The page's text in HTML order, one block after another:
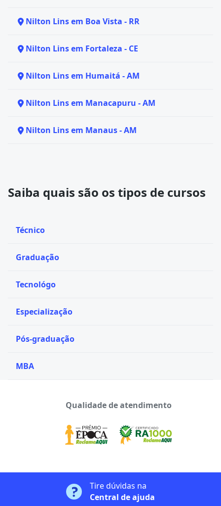
Nilton Lins em Boa Vista - RR
Nilton Lins em Fortaleza - CE
Nilton Lins em Humaitá - AM
Nilton Lins em Manacapuru - AM
Nilton Lins em Manaus - AM
Saiba quais são os tipos de cursos
Técnico
Graduação
Tecnológo
Especialização
Pós-graduação
MBA
Qualidade de atendimento
Tire dúvidas na
Central de ajuda